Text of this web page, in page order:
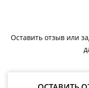
Оставить отзыв или